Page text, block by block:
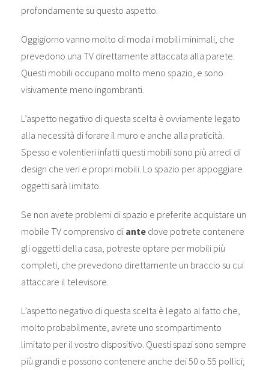
profondamente su questo aspetto.
Oggigiorno vanno molto di moda i mobili minimali, che
prevedono una TV direttamente attaccata alla parete.
Questi mobili occupano molto meno spazio, e sono
visivamente meno ingombranti.
L’aspetto negativo di questa scelta è ovviamente legato
alla necessità di forare il muro e anche alla praticità.
Spesso e volentieri infatti questi mobili sono più arredi di
design che veri e propri mobili. Lo spazio per appoggiare
oggetti sarà limitato.
Se non avete problemi di spazio e preferite acquistare un
mobile TV comprensivo di antedove potrete contenere
gli oggetti della casa, potreste optare per mobili più
completi, che prevedono direttamente un braccio su cui
attaccare il televisore.
L’aspetto negativo di questa scelta è legato al fatto che,
molto probabilmente, avrete uno scompartimento
limitato per il vostro dispositivo. Questi spazi sono sempre
più grandi e possono contenere anche dei 50 o 55 pollici;